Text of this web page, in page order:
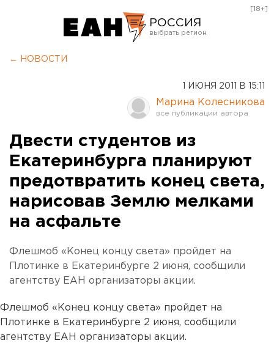
РОССИЯ
Оренбург
[18+]
← НОВОСТИ
1 ИЮНЯ 2011 В 15:11
Марина Колесникова
Двести студентов из
Екатеринбурга планируют
предотвратить конец света,
нарисовав Землю мелками
на асфальте
Флешмоб «Конец концу света» пройдет на
Плотинке в Екатеринбурге 2 июня, сообщили
агентству ЕАН организаторы акции.
Флешмоб «Конец концу света» пройдет на
Плотинке в Екатеринбурге 2 июня, сообщили
агентству ЕАН организаторы акции.